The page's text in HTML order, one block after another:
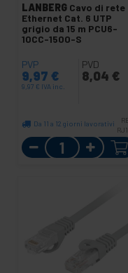
LANBERG Cavo di rete
Ethernet Cat. 6 UTP
grigio da 15 m PCU6-
10CC-1500-S
PVP
9,97 €
9,97 € IVA inc.
PVD
8,04 €
Da 11 a 12 giorni lavorativi
Quantità